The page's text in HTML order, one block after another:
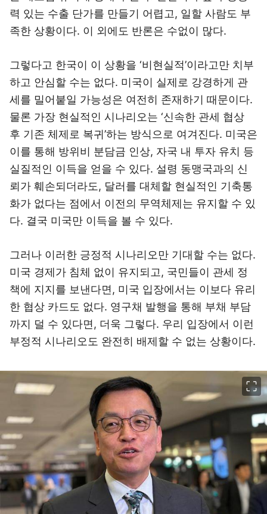
력 있는 수출 단가를 만들기 어렵고, 일할 사람도 부
족한 상황이다. 이 외에도 반론은 수없이 많다.
그렇다고 한국이 이 상황을 ‘비현실적’이라고만 치부
하고 안심할 수는 없다. 미국이 실제로 강경하게 관
세를 밀어붙일 가능성은 여전히 존재하기 때문이다.
물론 가장 현실적인 시나리오는 ‘신속한 관세 협상
후 기존 체제로 복귀’하는 방식으로 여겨진다. 미국은
이를 통해 방위비 분담금 인상, 자국 내 투자 유치 등
실질적인 이득을 얻을 수 있다. 설령 동맹국과의 신
뢰가 훼손되더라도, 달러를 대체할 현실적인 기축통
화가 없다는 점에서 이전의 무역체제는 유지할 수 있
다. 결국 미국만 이득을 볼 수 있다.
그러나 이러한 긍정적 시나리오만 기대할 수는 없다.
미국 경제가 침체 없이 유지되고, 국민들이 관세 정
책에 지지를 보낸다면, 미국 입장에서는 이보다 유리
한 협상 카드도 없다. 영구채 발행을 통해 부채 부담
까지 덜 수 있다면, 더욱 그렇다. 우리 입장에서 이런
부정적 시나리오도 완전히 배제할 수 없는 상황이다.